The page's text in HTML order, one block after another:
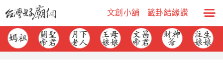
籤卦結緣讚
文創小舖